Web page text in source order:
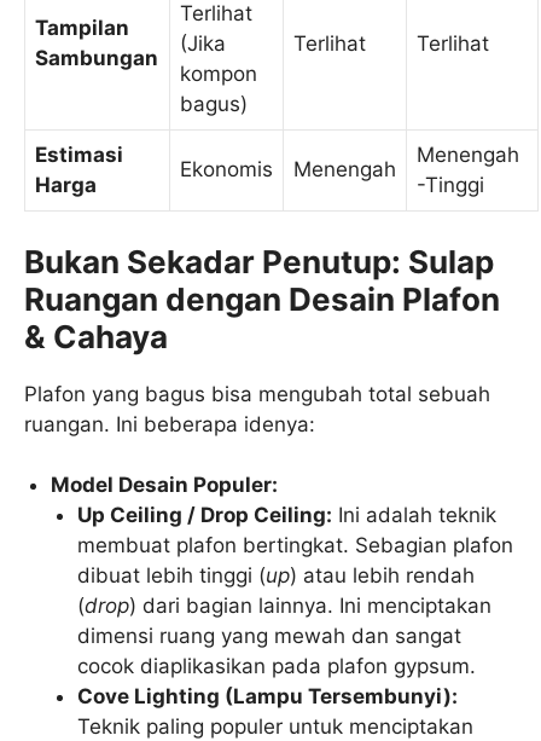
Tampilan
Sambungan
Terlihat
(Jika
kompon
bagus)
Terlihat Terlihat
Estimasi
Harga
Ekonomis Menengah
Menengah
-Tinggi
Bukan Sekadar Penutup: Sulap
Ruangan dengan Desain Plafon
& Cahaya
Plafon yang bagus bisa mengubah total sebuah
ruangan. Ini beberapa idenya:
Model Desain Populer:
Up Ceiling / Drop Ceiling: Ini adalah teknik
membuat plafon bertingkat. Sebagian plafon
dibuat lebih tinggi (up) atau lebih rendah
(drop) dari bagian lainnya. Ini menciptakan
dimensi ruang yang mewah dan sangat
cocok diaplikasikan pada plafon gypsum.
Cove Lighting (Lampu Tersembunyi):
Teknik paling populer untuk menciptakan